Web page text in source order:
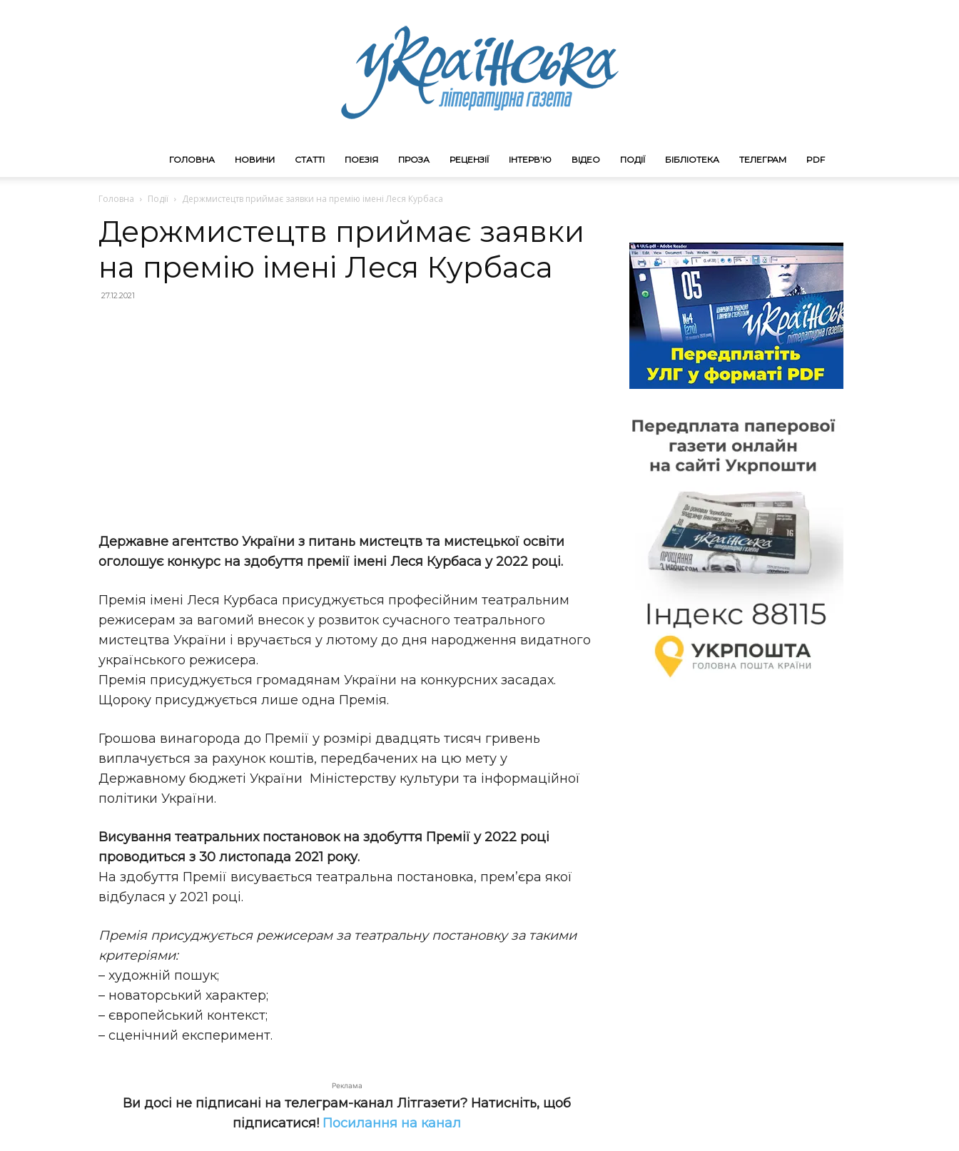
ГОЛОВНА НОВИНИ СТАТТІ ПОЕЗІЯ ПРОЗА РЕЦЕНЗІЇ ІНТЕРВ’Ю ВІДЕО ПОДІЇ БІБЛІОТЕКА ТЕЛЕГРАМ PDF
Головна Події Держмистецтв приймає заявки на премію імені Леся Курбаса
Держмистецтв приймає заявки
на премію імені Леся Курбаса
27.12.2021
Державне агентство України з питань мистецтв та мистецької освіти
оголошує конкурс на здобуття премії імені Леся Курбаса у 2022 році.
Премія імені Леся Курбаса присуджується професійним театральним
режисерам за вагомий внесок у розвиток сучасного театрального
мистецтва України і вручається у лютому до дня народження видатного
українського режисера.
Премія присуджується громадянам України на конкурсних засадах.
Щороку присуджується лише одна Премія.
Грошова винагорода до Премії у розмірі двадцять тисяч гривень
виплачується за рахунок коштів, передбачених на цю мету у
Державному бюджеті України Міністерству культури та інформаційної
політики України.
Висування театральних постановок на здобуття Премії у 2022 році
проводиться з 30 листопада 2021 року.
На здобуття Премії висувається театральна постановка, прем’єра якої
відбулася у 2021 році.
Премія присуджується режисерам за театральну постановку за такими
критеріями:
– художній пошук;
– новаторський характер;
– європейський контекст;
– сценічний експеримент.
Реклама
Ви досі не підписані на телеграм-канал Літгазети? Натисніть, щоб
підписатися! Посилання на канал